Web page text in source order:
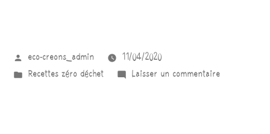
eco-creons_admin
11/04/2020
Recettes zéro déchet
Laisser un commentaire